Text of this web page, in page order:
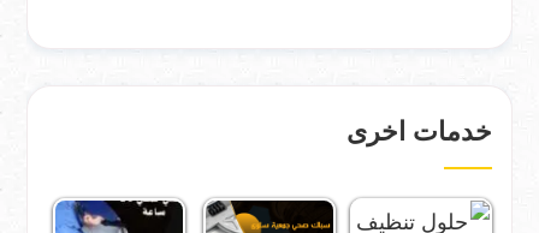
خدمات اخرى